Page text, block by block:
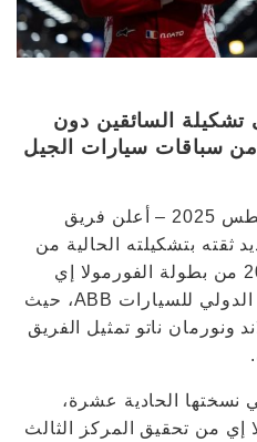
تشكيلة السائقين دون
من سباقات سيارات الجيل
(يوكوهاما، اليابان ) 12 أغسطس 2025 – أعلن فريق
ثقته بتشكيلته الحالية من
السائقين لموسم 2025/2026 من بطولة الفورمولا إي
العالمية التي ينظمها الاتحاد الدولي للسيارات ABB، حيث
ونورمان ناتو تمثيل الفريق
الحادية عشرة،
إي من تحقيق المركز الثالث